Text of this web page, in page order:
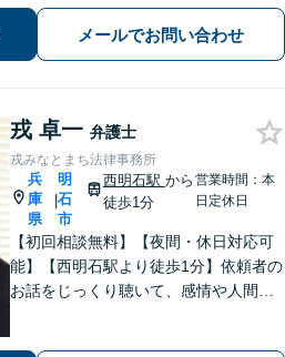
ルなど【Web相談可】【離婚・相続問
題の初回相談無料】【夜間面談可】
メールでお問い合わせ
戎 卓一 弁護士
戎みなとまち法律事務所
兵
庫
県
|
明
石
市
西明石駅 から
徒歩1分
営業時間：本
日定休日
【初回相談無料】【夜間・休日対応可
能】【西明石駅より徒歩1分】依頼者の
お話をじっくり聴いて、感情や人間関